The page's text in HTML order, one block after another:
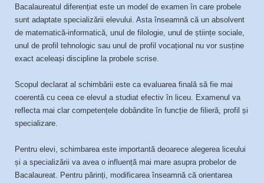
Bacalaureatul diferențiat este un model de examen în care probele
sunt adaptate specializării elevului. Asta înseamnă că un absolvent
de matematică-informatică, unul de filologie, unul de științe sociale,
unul de profil tehnologic sau unul de profil vocațional nu vor susține
exact aceleași discipline la probele scrise.
Scopul declarat al schimbării este ca evaluarea finală să fie mai
coerentă cu ceea ce elevul a studiat efectiv în liceu. Examenul va
reflecta mai clar competențele dobândite în funcție de filieră, profil și
specializare.
Pentru elevi, schimbarea este importantă deoarece alegerea liceului
și a specializării va avea o influență mai mare asupra probelor de
Bacalaureat. Pentru părinți, modificarea înseamnă că orientarea